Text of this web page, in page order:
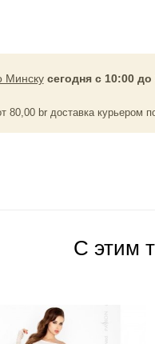
Минску сегодня с 10:00 до
80,00 br доставка курьером
С этим